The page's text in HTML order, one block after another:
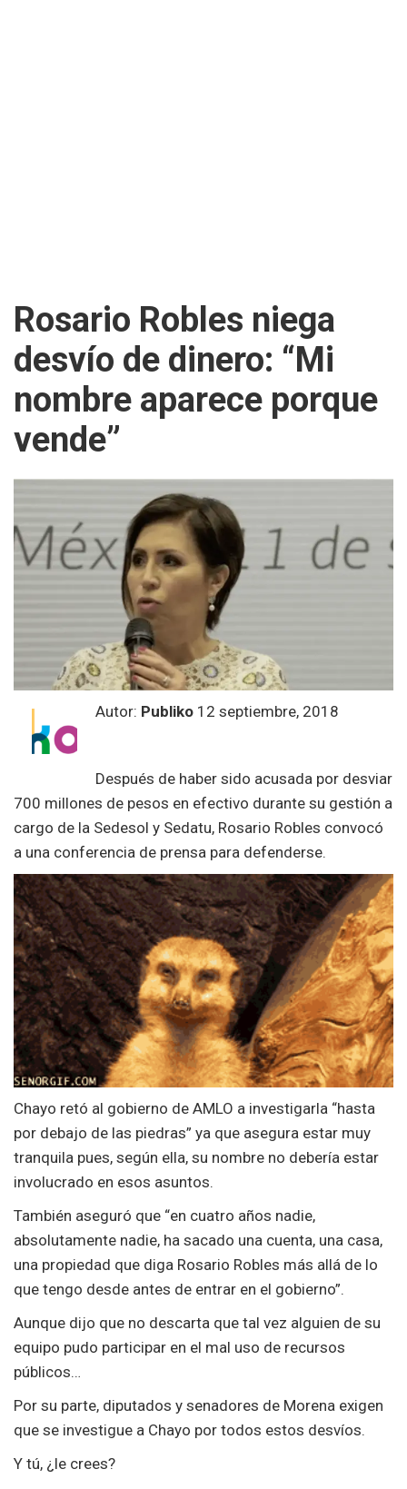
Rosario Robles niega
desvío de dinero: “Mi
nombre aparece porque
vende”
Autor: Publiko 12 septiembre, 2018
Después de haber sido acusada por desviar
700 millones de pesos en efectivo durante su gestión a
cargo de la Sedesol y Sedatu, Rosario Robles convocó
a una conferencia de prensa para defenderse.
Chayo retó al gobierno de AMLO a investigarla “hasta
por debajo de las piedras” ya que asegura estar muy
tranquila pues, según ella, su nombre no debería estar
involucrado en esos asuntos.
También aseguró que “en cuatro años nadie,
absolutamente nadie, ha sacado una cuenta, una casa,
una propiedad que diga Rosario Robles más allá de lo
que tengo desde antes de entrar en el gobierno”.
Aunque dijo que no descarta que tal vez alguien de su
equipo pudo participar en el mal uso de recursos
públicos…
Por su parte, diputados y senadores de Morena exigen
que se investigue a Chayo por todos estos desvíos.
Y tú, ¿le crees?